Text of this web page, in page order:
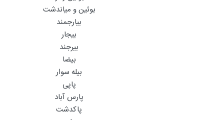
بوئین و میاندشت
بیارجمند
بیجار
بیرجند
بیضا
بیله سوار
پاپی
پارس آباد
پاکدشت